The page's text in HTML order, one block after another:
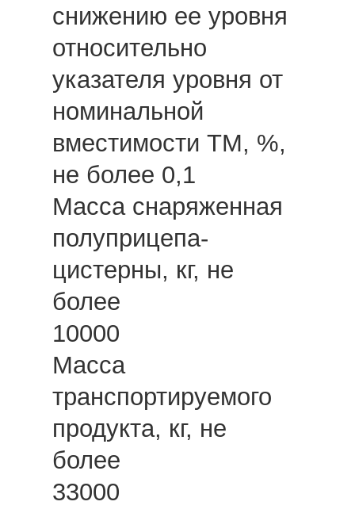
снижению ее уровня
относительно
указателя уровня от
номинальной
вместимости ТМ, %,
не более 0,1
Масса снаряженная
полуприцепа-
цистерны, кг, не
более
10000
Масса
транспортируемого
продукта, кг, не
более
33000